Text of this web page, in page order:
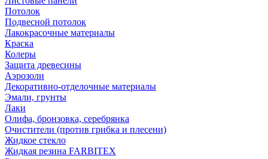
Потолок
Подвесной потолок
Лакокрасочные материалы
Краска
Колеры
Защита древесины
Аэрозоли
Декоративно-отделочные материалы
Эмали, грунты
Лаки
Олифа, бронзовка, серебрянка
Очистители (против грибка и плесени)
Жидкое стекло
Жидкая резина FARBITEX